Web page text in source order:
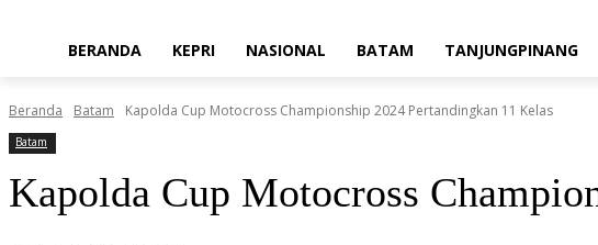
BERANDA KEPRI NASIONAL BATAM TANJUNGPINANG
Beranda Batam Kapolda Cup Motocross Championship 2024 Pertandingkan 11 Kelas
Batam
Kapolda Cup Motocross